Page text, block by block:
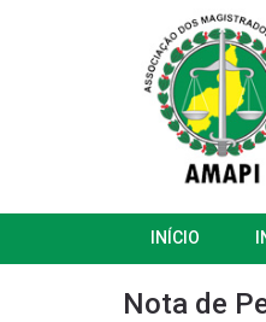
INÍCIO
Nota de